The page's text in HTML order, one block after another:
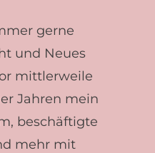
gerne
und Neues
mittlerweile
Jahren mein
beschäftigte
mehr mit